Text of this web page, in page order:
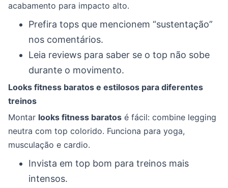
acabamento para impacto alto.
Prefira tops que mencionem “sustentação”
nos comentários.
Leia reviews para saber se o top não sobe
durante o movimento.
Looks fitness baratos e estilosos para diferentes
treinos
Montar looks fitness baratos é fácil: combine legging
neutra com top colorido. Funciona para yoga,
musculação e cardio.
Invista em top bom para treinos mais
intensos.